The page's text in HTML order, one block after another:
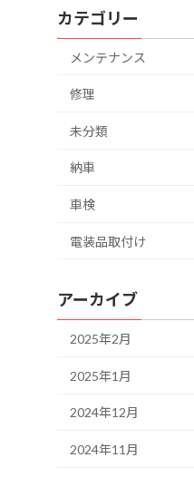
カテゴリー
メンテナンス
修理
未分類
納車
車検
電装品取付け
アーカイブ
2025年2月
2025年1月
2024年12月
2024年11月